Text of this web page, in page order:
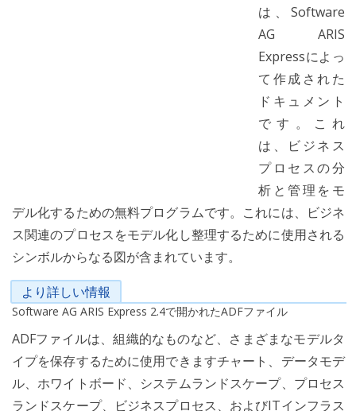
は、Software
AG ARIS
Expressによっ
て作成された
ドキュメント
です。これ
は、ビジネス
プロセスの分
析と管理をモ
デル化するための無料プログラムです。これには、ビジネ
ス関連のプロセスをモデル化し整理するために使用される
シンボルからなる図が含まれています。
より詳しい情報
Software AG ARIS Express 2.4で開かれたADFファイル
ADFファイルは、組織的なものなど、さまざまなモデルタ
イプを保存するために使用できますチャート、データモデ
ル、ホワイトボード、システムランドスケープ、プロセス
ランドスケープ、ビジネスプロセス、およびITインフラス